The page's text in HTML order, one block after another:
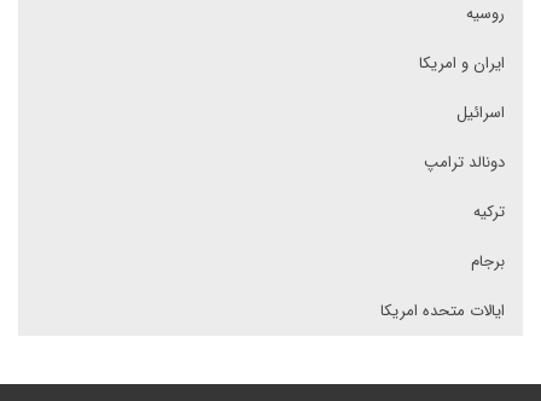
روسیه
ایران و امریکا
اسرائیل
دونالد ترامپ
ترکیه
برجام
ایالات متحده امریکا